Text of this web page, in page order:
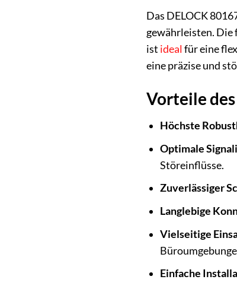
Das DELOCK
gewährleisten. Die
ist ideal für eine
eine präzise und
Vorteile
Höchste
Optimale
Störeinflüsse.
Zuverlässiger
Langlebige
Vielseitige
Einfache